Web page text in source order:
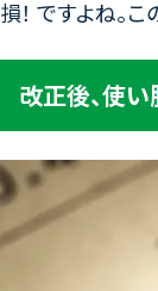
損！ ですよね。
改正後、使い